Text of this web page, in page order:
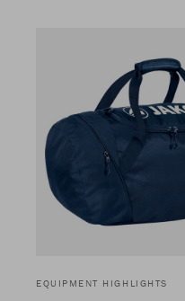
EQUIPMENT HIGHLIGHTS